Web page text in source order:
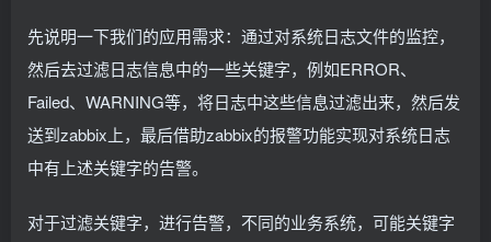
先说明一下我们的应用需求：通过对系统日志文件的监控，
然后去过滤日志信息中的一些关键字，例如ERROR、
Failed、WARNING等，将日志中这些信息过滤出来，然后发
送到zabbix上，最后借助zabbix的报警功能实现对系统日志
中有上述关键字的告警。
对于过滤关键字，进行告警，不同的业务系统，可能关键字